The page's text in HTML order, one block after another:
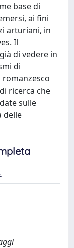
base di
ai fini
arturiani, in
Il
di vedere in
di
ricerca che
sulle
delle